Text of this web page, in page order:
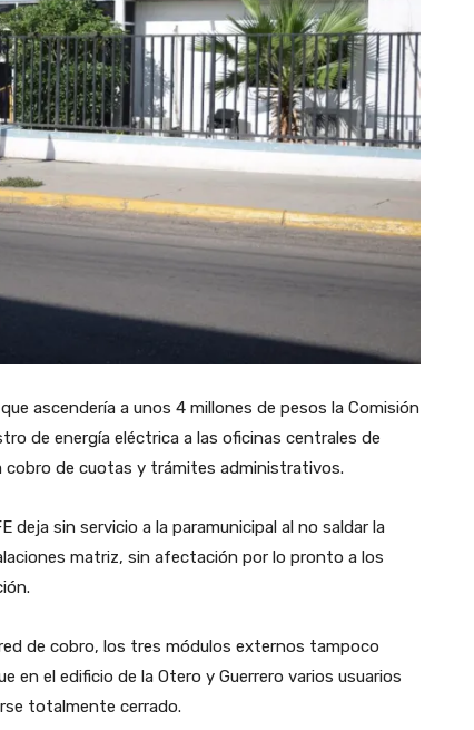
ascendería a unos 4 millones de pesos la Comisión
de energía eléctrica a las oficinas centrales de
cobro de cuotas y trámites administrativos.
deja sin servicio a la paramunicipal al no saldar la
matriz, sin afectación por lo pronto a los
de cobro, los tres módulos externos tampoco
en el edificio de la Otero y Guerrero varios usuarios
totalmente cerrado.